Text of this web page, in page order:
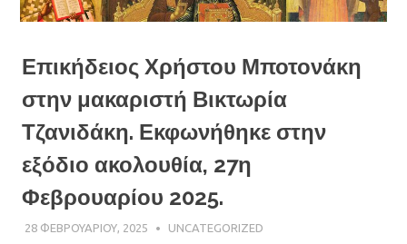
Καστελλίου
και
Βιάννου
Επικήδειος Χρήστου Μποτονάκη
στην μακαριστή Βικτωρία
Τζανιδάκη. Εκφωνήθηκε στην
εξόδιο ακολουθία, 27η
Φεβρουαρίου 2025.
28 ΦΕΒΡΟΥΑΡΊΟΥ, 2025 ΠΑΤΉΡ ΜΙΧΑΉΛ ΠΑΠΑΪΩΆΝΝΟΥ
UNCATEGORIZED